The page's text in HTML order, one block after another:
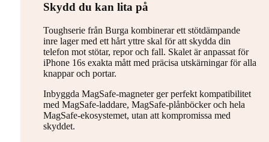
Skydd du kan lita på
Toughserie från Burga kombinerar ett stötdämpande
inre lager med ett hårt yttre skal för att skydda din
telefon mot stötar, repor och fall. Skalet är anpassat för
iPhone 16s exakta mått med präcisa utskärningar för alla
knappar och portar.
Inbyggda MagSafe-magneter ger perfekt kompatibilitet
med MagSafe-laddare, MagSafe-plånböcker och hela
MagSafe-ekosystemet, utan att kompromissa med
skyddet.